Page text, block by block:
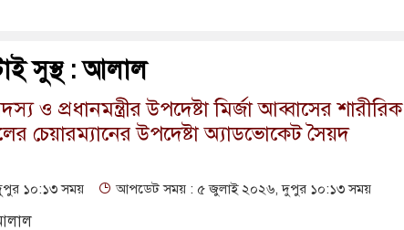
সুস্থ : আলাল
ও প্রধানমন্ত্রীর উপদেষ্টা মির্জা আব্বাসের শারীরিক
চেয়ারম্যানের উপদেষ্টা অ্যাডভোকেট সৈয়দ
১০:১৩ সময় আপডেট সময় : ৫ জুলাই ২০২৬, দুপুর ১০:১৩ সময়